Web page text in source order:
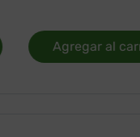
Agregar al